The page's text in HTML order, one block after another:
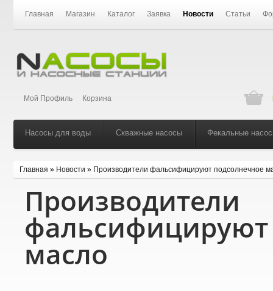
Главная Магазин Каталог Заявка Новости Статьи
Мой Профиль Корзина
Насосы для воды Скважные насосы Фекальные
Главная » Новости » Производители фальсифицируют подсолнечное
Производители
фальсифицируют
масло